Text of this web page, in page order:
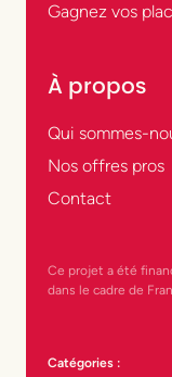
Gagnez vos
À propos
Qui sommes-
Nos offres pros
Contact
Ce projet a été
dans le cadre de
Catégories :